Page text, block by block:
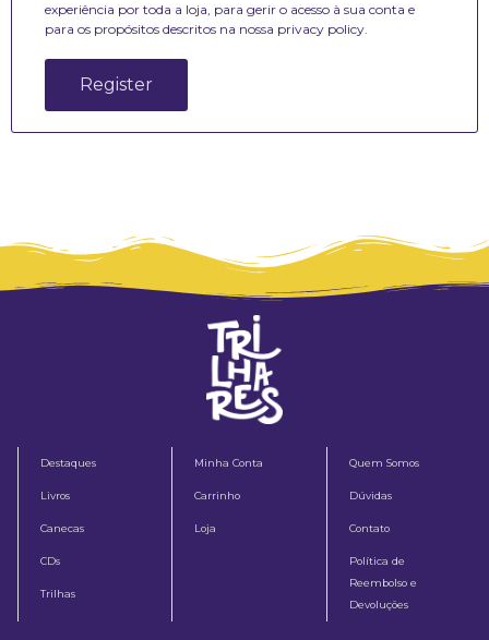
experiência por toda a loja, para gerir o acesso à sua conta e
para os propósitos descritos na nossa privacy policy.
Register
Destaques
Livros
Canecas
CDs
Trilhas
Minha Conta
Carrinho
Loja
Quem Somos
Dúvidas
Contato
Política de
Reembolso e
Devoluções